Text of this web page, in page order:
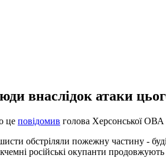
внаслідок атаки
це повідомив голова Херсонської
обстріляли пожежну частину -
російські окупанти